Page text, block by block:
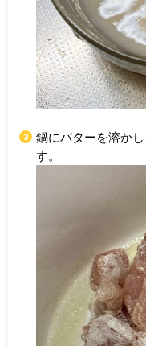
鍋にバターを溶か
す。